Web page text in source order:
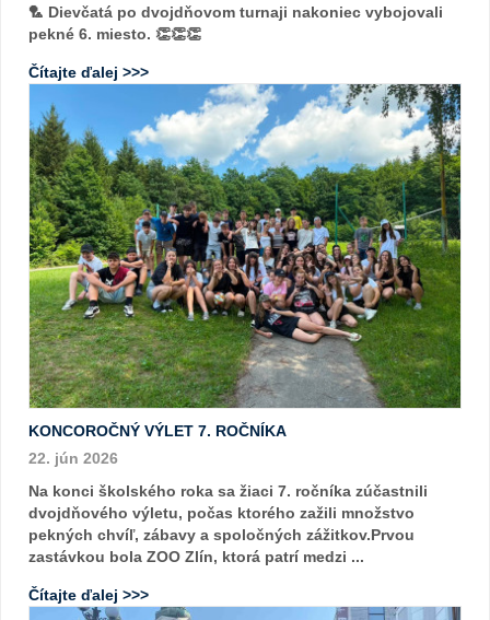
🏸 Dievčatá po dvojdňovom turnaji nakoniec vybojovali
pekné 6. miesto. 👏👏👏
Čítajte ďalej >>>
KONCOROČNÝ VÝLET 7. ROČNÍKA
22. jún 2026
Na konci školského roka sa žiaci 7. ročníka zúčastnili
dvojdňového výletu, počas ktorého zažili množstvo
pekných chvíľ, zábavy a spoločných zážitkov.Prvou
zastávkou bola ZOO Zlín, ktorá patrí medzi ...
Čítajte ďalej >>>